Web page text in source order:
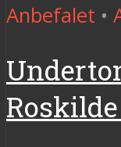
Anbefalet •
Roskilde